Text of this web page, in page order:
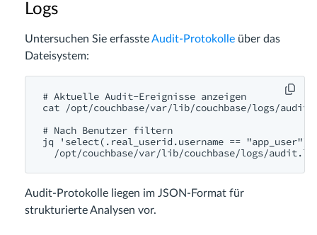
Logs
Untersuchen Sie erfassteAudit-Protokolle über das
Dateisystem:
# Aktuelle Audit-Ereignisse anzeigen
cat /opt/couchbase/var/lib/couchbase/logs/
# Nach Benutzer filtern
jq 'select(.real_userid.username ==
Audit-Protokolle liegen im JSON-Format für
strukturierte Analysen vor.